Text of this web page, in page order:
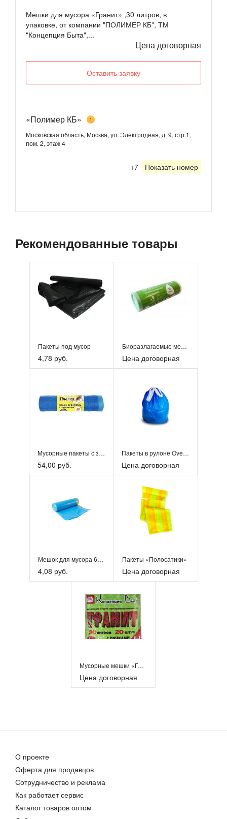
Мешки для мусора «Гранит» ,30 литров, в
упаковке, от компании "ПОЛИМЕР КБ", ТМ
"Концепция Быта",...
Цена договорная
Оставить заявку
«Полимер КБ» 1
Московская область, Москва, ул. Электродная, д. 9, стр.1,
пом. 2, этаж 4
+7 Показать номер
Рекомендованные товары
Пакеты под мусор
4,78 руб.
Биоразлагаемые мешки для мусора с завязками
Цена договорная
Мусорные пакеты с завязками
54,00 руб.
Пакеты в рулоне Overlap
Цена договорная
Мешок для мусора 60л, с завязками, 10шт/рул
4,08 руб.
Пакеты «Полосатики»
Цена договорная
Мусорные мешки «Гранит» 30 л с ручками
Цена договорная
О проекте
Оферта для продавцов
Сотрудничество и реклама
Как работает сервис
Каталог товаров оптом